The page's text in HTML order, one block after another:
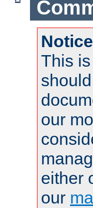
This
our
either
our